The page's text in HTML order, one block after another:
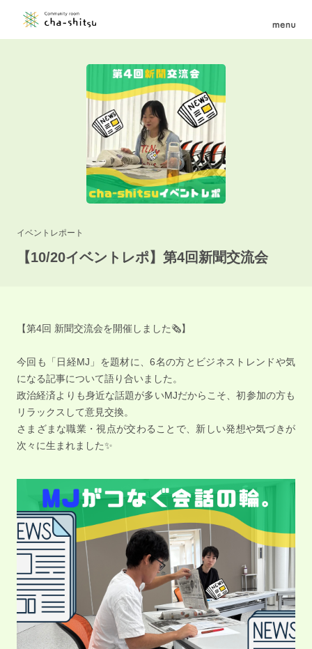
イベントレポート
【10/20イベントレポ】第4回新聞交流会
【第4回 新聞交流会を開催しました🗞️】
今回も「日経MJ」を題材に、6名の方とビジネストレンドや気
になる記事について語り合いました。
政治経済よりも身近な話題が多いMJだからこそ、初参加の方も
リラックスして意見交換。
さまざまな職業・視点が交わることで、新しい発想や気づきが
次々に生まれました✨